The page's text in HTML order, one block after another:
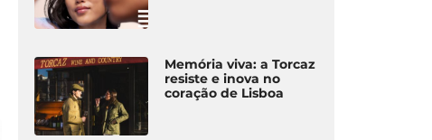
Memória viva: a Torcaz
resiste e inova no
coração de Lisboa